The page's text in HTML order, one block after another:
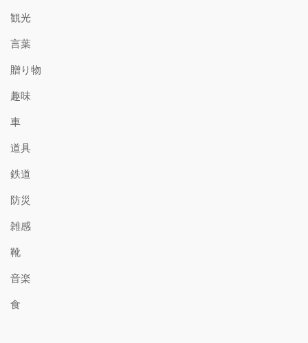
観光
言葉
贈り物
趣味
車
道具
鉄道
防災
雑感
靴
音楽
食